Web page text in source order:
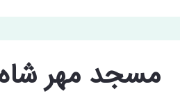
مسجد مهر شاه